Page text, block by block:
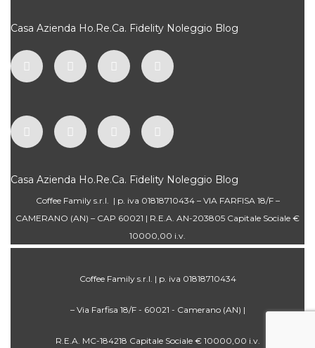
Casa Azienda Ho.Re.Ca. Fidelity Noleggio Blog
Casa Azienda Ho.Re.Ca. Fidelity Noleggio Blog
Coffee Family s.r.l. | p. iva 01818710434 – VIA FARFISA 18/F –
CAMERANO (AN) – CAP 60021 | R.E.A. AN-203805 Capitale Sociale €
10000,00 i.v.
Coffee Family s.r.l. | p. iva 01818710434
– Via Farfisa 18/F - 60021 - Camerano (AN) |
R.E.A. MC-184218 Capitale Sociale € 10000,00 i.v.